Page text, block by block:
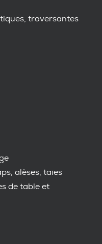
traversantes
alèses, taies
de table et